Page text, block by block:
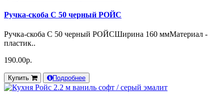
Ручка-скоба С 50 черный РОЙС
Ручка-скоба С 50 черный РОЙСШирина 160 ммМатериал -
пластик..
190.00р.
Купить Подробнее